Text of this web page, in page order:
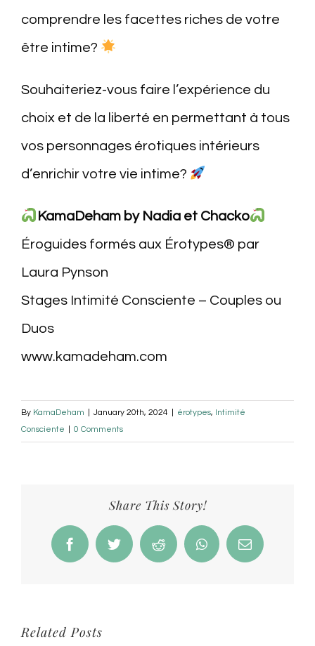
comprendre les facettes riches de votre
être intime?
Souhaiteriez-vous faire l’expérience du
choix et de la liberté en permettant à tous
vos personnages érotiques intérieurs
d’enrichir votre vie intime?
KamaDeham by Nadia et Chacko
Éroguides formés aux Érotypes® par
Laura Pynson
Stages Intimité Consciente – Couples ou
Duos
www.kamadeham.com
By KamaDeham January 20th, 2024 érotypes,
Intimité
Consciente
0 Comments
Share This Story!
FacebookTwitter Reddit WhatsAppEmail
Related Posts